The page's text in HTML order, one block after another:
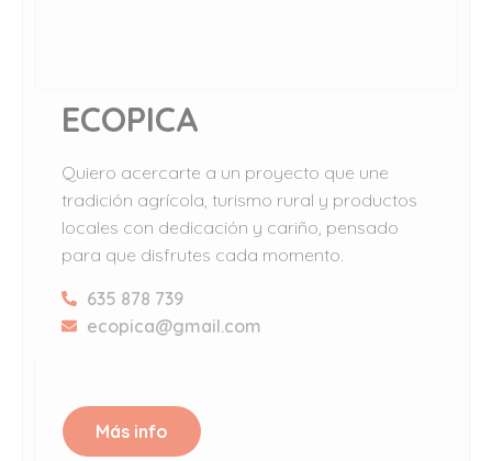
ECOPICA
Quiero acercarte a un proyecto que une
tradición agrícola, turismo rural y productos
locales con dedicación y cariño, pensado
para que disfrutes cada momento.
635 878 739
ecopica@gmail.com
Más info